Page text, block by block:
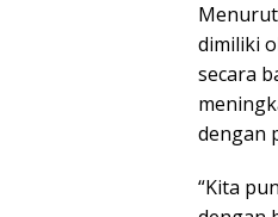
dimiliki
secara
dengan
“Kita